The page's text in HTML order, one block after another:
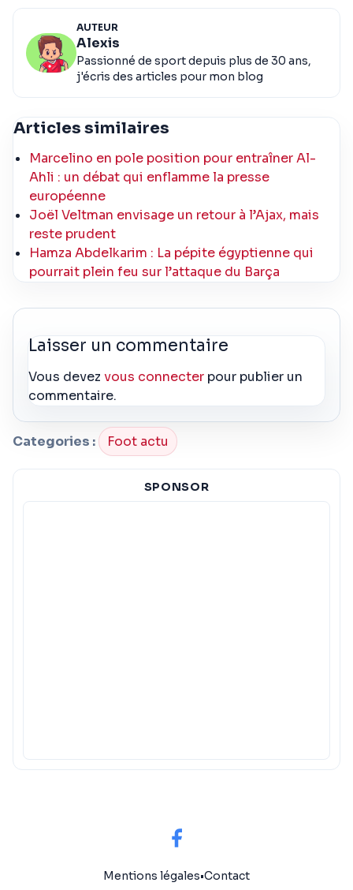
AUTEUR
Alexis
Passionné de sport depuis plus de 30 ans,
j'écris des articles pour mon blog
Articles similaires
Marcelino en pole position pour entraîner Al-
Ahli : un débat qui enflamme la presse
européenne
Joël Veltman envisage un retour à l’Ajax, mais
reste prudent
Hamza Abdelkarim : La pépite égyptienne qui
pourrait plein feu sur l’attaque du Barça
Laisser un commentaire
Vous devezvous connecter pour publier un
commentaire.
Categories : Foot actu
SPONSOR
Mentions légales•Contact